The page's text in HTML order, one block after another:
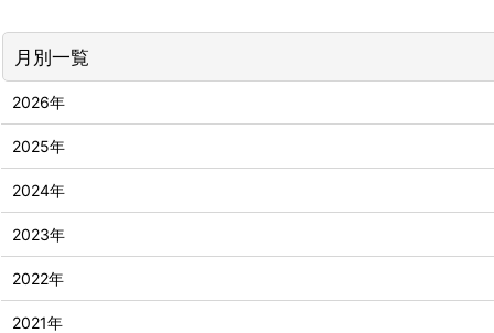
月別一覧
2026年
2025年
2024年
2023年
2022年
2021年